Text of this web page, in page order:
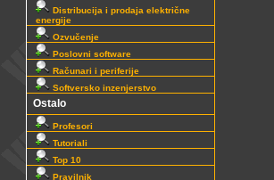
Distribucija i prodaja električne
energije
Ozvučenje
Poslovni software
Računari i periferije
Softversko inzenjerstvo
Ostalo
Profesori
Tutoriali
Top 10
Pravilnik